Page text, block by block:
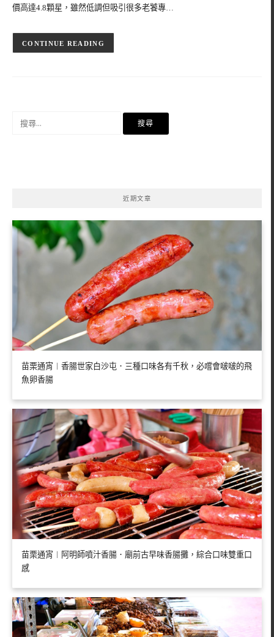
價高達4.8顆星，雖然低調但吸引很多老饕專…
CONTINUE READING
近期文章
苗栗通宵︱香腸世家白沙屯．三種口味各有千秋，必嚐會啵啵的飛
魚卵香腸
苗栗通宵︱阿明師噴汁香腸．廟前古早味香腸攤，綜合口味雙重口
感